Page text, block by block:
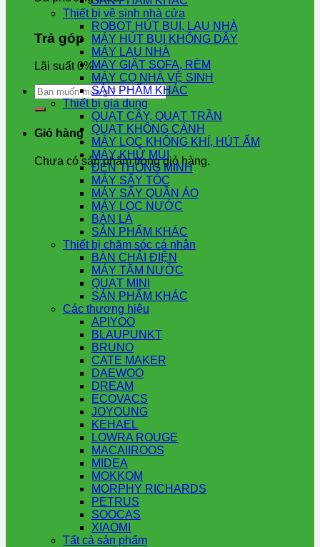
Trả góp
Lãi suất 0%
Tìm
kiếm:
Giỏ hàng
Chưa có sản phẩm trong giỏ hàng.
Thiết bị vệ sinh nhà cửa
ROBOT HÚT BỤI, LAU NHÀ
MÁY HÚT BỤI KHÔNG DÂY
MÁY LAU NHÀ
MÁY GIẶT SOFA, RÈM
MÁY CỌ NHÀ VỆ SINH
SẢN PHẨM KHÁC
Thiết bị gia dụng
QUẠT CÂY, QUẠT TRẦN
QUẠT KHÔNG CÁNH
MÁY LỌC KHÔNG KHÍ, HÚT ẨM
MÁY KHỬ MÙI
ĐÈN THÔNG MINH
MÁY SẤY TÓC
MÁY SẤY QUẦN ÁO
MÁY LỌC NƯỚC
BÀN LÀ
SẢN PHẨM KHÁC
Thiết bị chăm sóc cá nhân
BÀN CHẢI ĐIỆN
MÁY TĂM NƯỚC
QUẠT MINI
SẢN PHẨM KHÁC
Các thương hiệu
APIYOO
BLAUPUNKT
BRUNO
CATE MAKER
DAEWOO
DREAM
ECOVACS
JOYOUNG
KEHAEL
LOWRA ROUGE
MACAIIROOS
MIDEA
MOKKOM
MORPHY RICHARDS
PETRUS
SOOCAS
XIAOMI
Tất cả sản phẩm